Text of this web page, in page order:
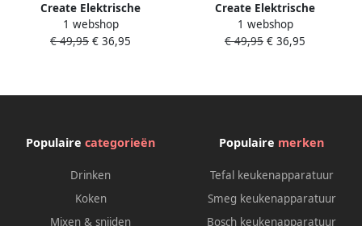
Create Elektrische
waterkoker 1 L met
temperatuurregeling Zand
1 webshop
€ 49,95 € 36,95
Create Elektrische
waterkoker 1 L met
temperatuurregeling Zwart
1 webshop
€ 49,95 € 36,95
Populaire categorieën
Drinken
Koken
Mixen & snijden
Populaire merken
Tefal keukenapparatuur
Smeg keukenapparatuur
Bosch keukenapparatuur